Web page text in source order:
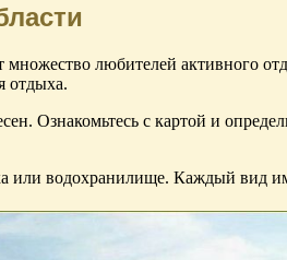
любителей активного
отдыха.
Ознакомьтесь с картой и
или водохранилище. Каждый вид